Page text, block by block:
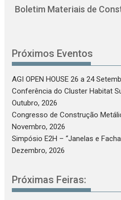
Boletim Materiais de
Próximos Eventos
AGI OPEN HOUSE 26 a 24
Conferência do Cluster Habitat
Outubro, 2026
Congresso de Construção
Novembro, 2026
Simpósio E2H – “Janelas e
Dezembro, 2026
Próximas Feiras: